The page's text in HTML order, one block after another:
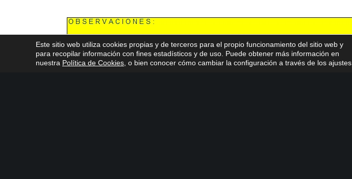
Este sitio web utiliza cookies propias y de terceros para el propio funcionamiento del sitio web y
para recopilar información con fines estadísticos y de uso. Puede obtener más información en
nuestra Política de Cookies , o bien conocer cómo cambiar la configuración a través de los ajustes